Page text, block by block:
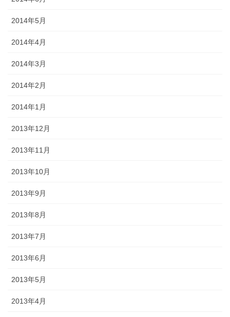
2014年5月
2014年4月
2014年3月
2014年2月
2014年1月
2013年12月
2013年11月
2013年10月
2013年9月
2013年8月
2013年7月
2013年6月
2013年5月
2013年4月